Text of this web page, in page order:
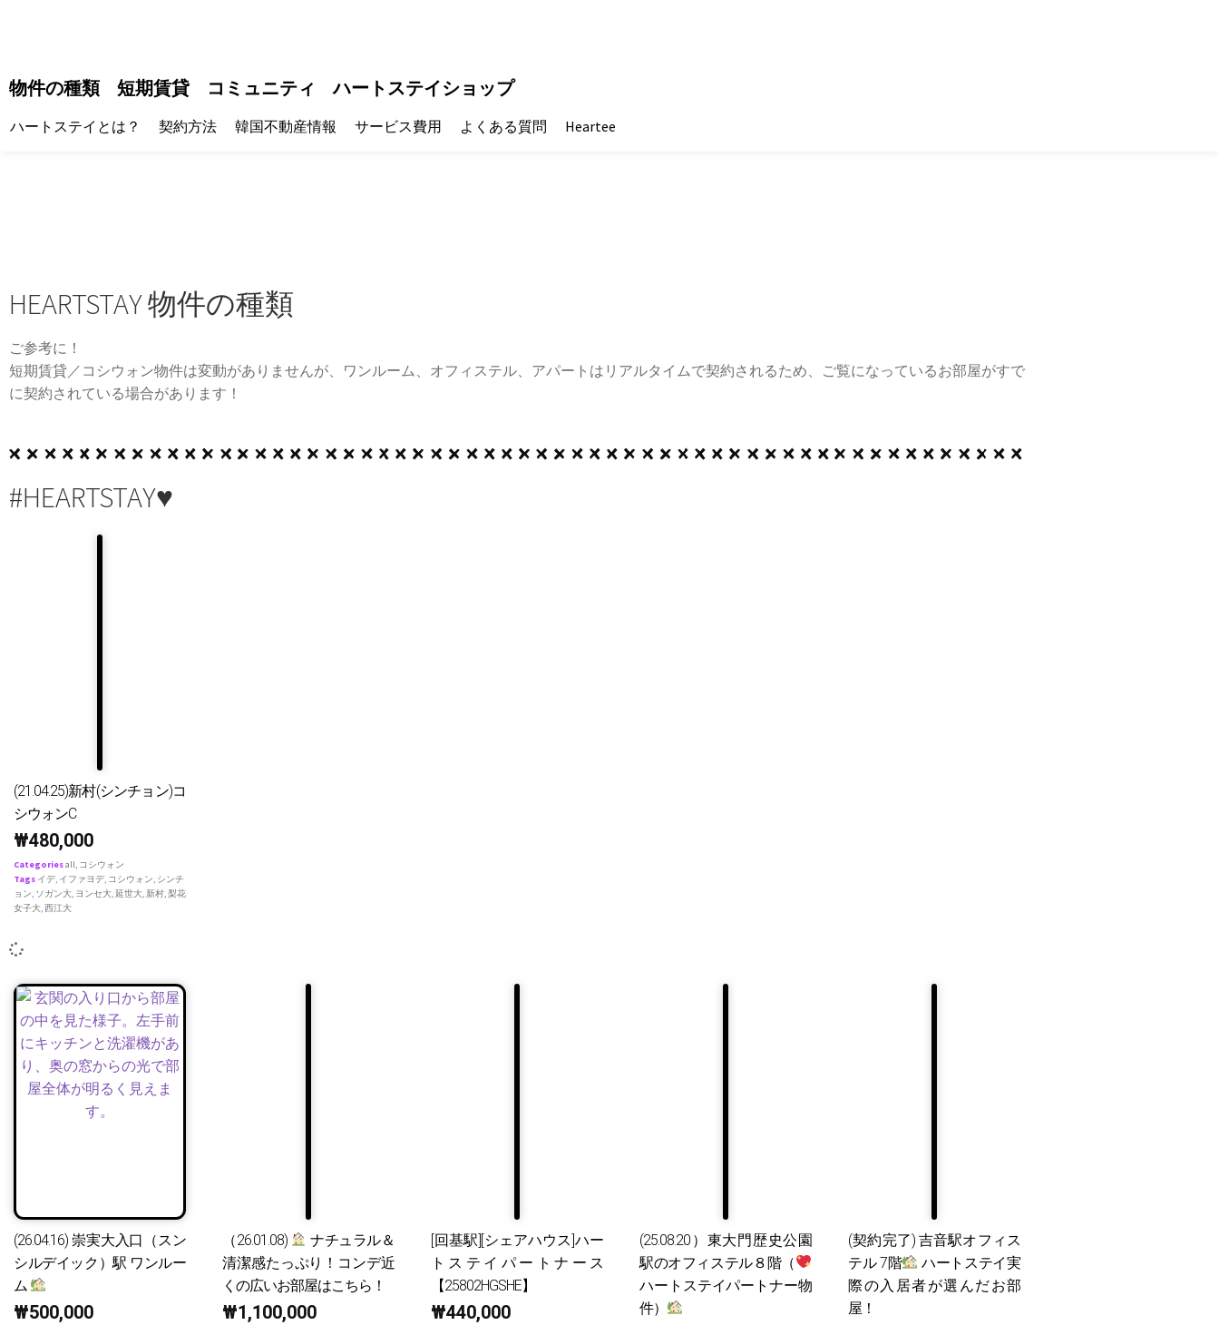
物件の種類 短期賃貸 コミュニティ ハートステイショップ
ハートステイとは？ 契約方法 韓国不動産情報 サービス費用 よくある質問 Heartee
HEARTSTAY 物件の種類
ご参考に！
短期賃貸／コシウォン物件は変動がありませんが、ワンルーム、オフィステル、アパートはリアルタイムで契約されるため、ご覧になっているお部屋がすで
に契約されている場合があります！
#HEARTSTAY♥
(21.04.25)新村(シンチョン)コ
シウォンC
₩480,000
Categoriesall, コシウォン
Tags イデ, イファヨデ, コシウォン, シンチ
ョン, ソガン大, ヨンセ大,延世大,新村,梨花
女子大,西江大
(26.04.16) 崇実大入口（スン
シルデイック）駅 ワンルー
ム
₩500,000
（26.01.08)
ナチュラル＆
清潔感たっぷり！コンデ近
くの広いお部屋はこちら！
₩1,100,000
[回基駅][シェアハウス]ハー
トステイパートナース
【25802HGSHE】
₩440,000
(25.08.20）東大門歴史公園
駅のオフィステル８階（
ハートステイパートナー物
件）
(契約完了) 吉音駅オフィス
テル 7階
ハートステイ実
際の入居者が選んだお部
屋！